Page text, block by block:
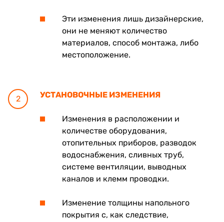
Эти изменения лишь дизайнерские,
они не меняют количество
материалов, способ монтажа, либо
местоположение.
2 УСТАНОВОЧНЫЕ ИЗМЕНЕНИЯ
Изменения в расположении и
количестве оборудования,
отопительных приборов, разводок
водоснабжения, сливных труб,
системе вентиляции, выводных
каналов и клемм проводки.
Изменение толщины напольного
покрытия с, как следствие,